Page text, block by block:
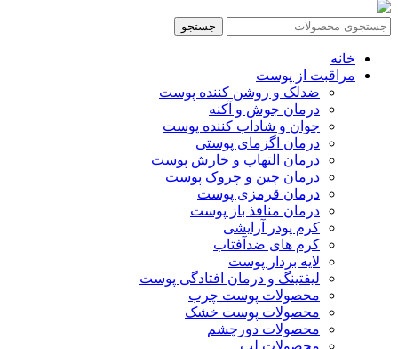
جستجو
خانه
مراقبت از پوست
ضدلک و روشن کننده پوست
درمان جوش و آکنه
جوان و شاداب کننده پوست
درمان اگزمای پوستی
درمان التهاب و خارش پوست
درمان چین و چروک پوست
درمان قرمزی پوست
درمان منافذ باز پوست
کرم پودر آرایشی
کرم های ضدآفتاب
لایه بردار پوست
لیفتینگ و درمان افتادگی پوست
محصولات پوست چرب
محصولات پوست خشک
محصولات دورچشم